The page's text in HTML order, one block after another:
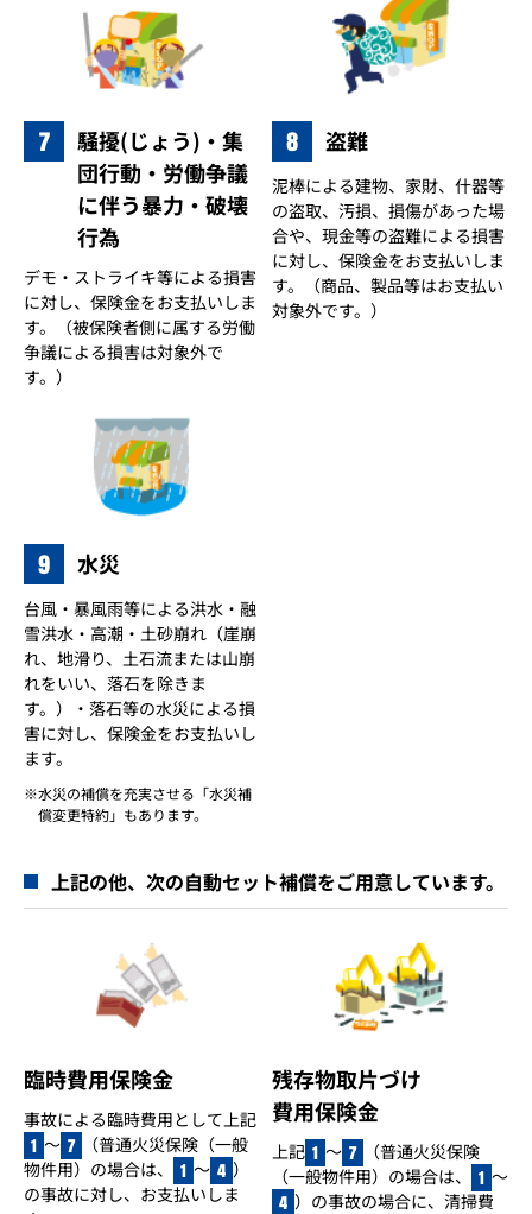
7
騒擾(じょう)・集
団行動・労働争議
に伴う暴力・破壊
行為
デモ・ストライキ等による損害
に対し、保険金をお支払いしま
す。（被保険者側に属する労働
争議による損害は対象外で
す。）
8 盗難
泥棒による建物、家財、什器等
の盗取、汚損、損傷があった場
合や、現金等の盗難による損害
に対し、保険金をお支払いしま
す。（商品、製品等はお支払い
対象外です。）
9 水災
台風・暴風雨等による洪水・融
雪洪水・高潮・土砂崩れ（崖崩
れ、地滑り、土石流または山崩
れをいい、落石を除きま
す。）・落石等の水災による損
害に対し、保険金をお支払いし
ます。
水災の補償を充実させる「水災補
償変更特約」もあります。
上記の他、次の自動セット補償をご用意しています。
臨時費用保険金
事故による臨時費用として上記
1 ～ 7
（普通火災保険（一般
物件用）の場合は、
1 ～ 4 ）
の事故に対し、お支払いしま
残存物取片づけ
費用保険金
上記 1 ～ 7
（普通火災保険
（一般物件用）の場合は、
1 ～
4 ）の事故の場合に、清掃費